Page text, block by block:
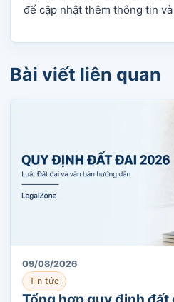
để cập nhật thêm thông tin
Bài viết liên quan
09/08/2026
Tin tức